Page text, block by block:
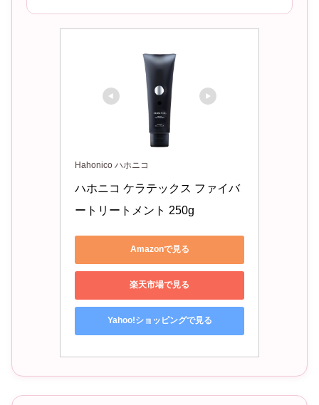
Hahonico ハホニコ
ハホニコ ケラテックス ファイバ
ートリートメント 250g
Amazonで見る
楽天市場で見る
Yahoo!ショッピングで見る